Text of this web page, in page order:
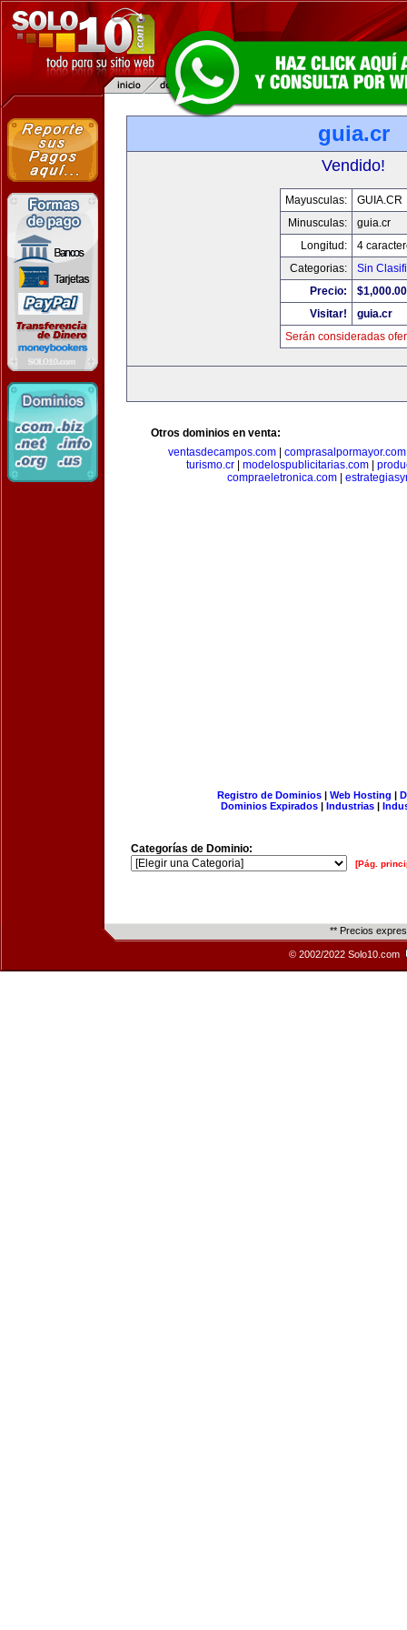
guia.cr
Vendido!
Mayusculas:
GUIA.CR
Minusculas:
guia.cr
Longitud:
4
Categorias:
Sin
Precio:
$1,000.00
Visitar!
guia.cr
Serán consideradas
Otros dominios en venta:
ventasdecampos.com| comprasalpormayor.com
turismo.cr
modelospublicitarias.com
compraeletronica.com
Registro de Dominios| Web Hosting |
Dominios Expirados | Industrias |
Categorías de Dominio:
[Pág.
** Precios
© 2002/2022 Solo10.com